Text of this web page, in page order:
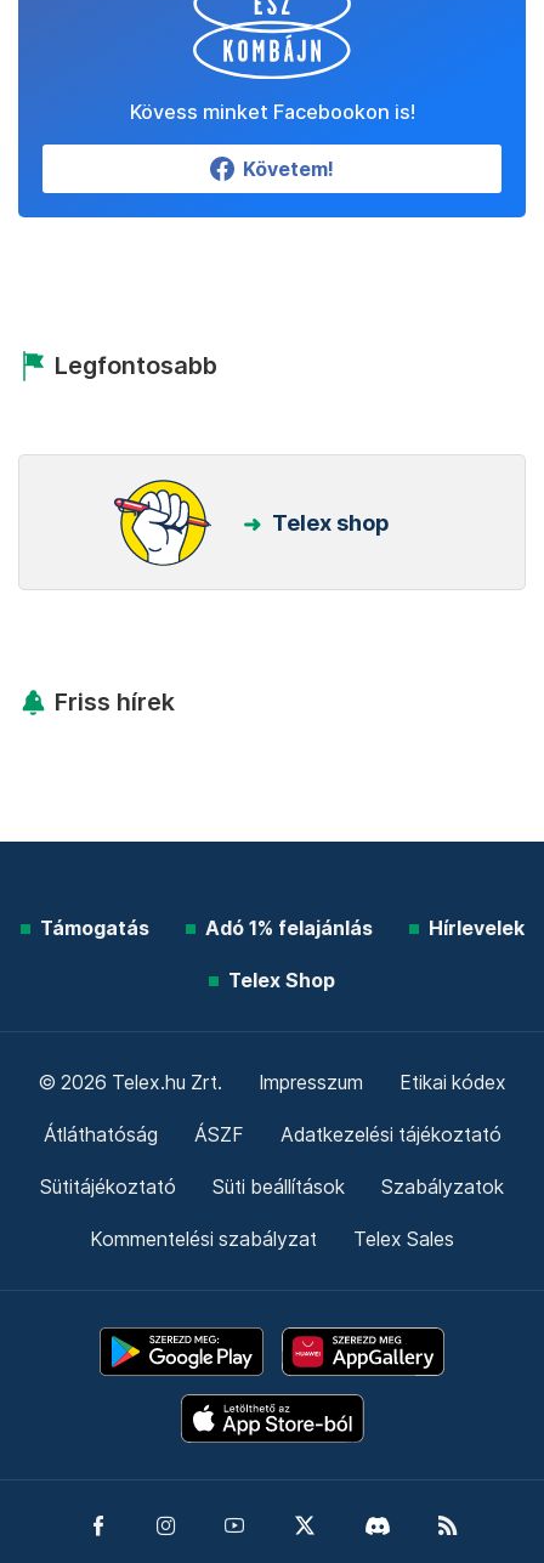
Kövess minket Facebookon is!
Követem!
Legfontosabb
Telex shop
Friss hírek
Támogatás Adó 1% felajánlás Hírlevelek
Telex Shop
© 2026 Telex.hu Zrt. Impresszum Etikai kódex
Átláthatóság ÁSZF Adatkezelési tájékoztató
Sütitájékoztató Süti beállítások Szabályzatok
Kommentelési szabályzat Telex Sales